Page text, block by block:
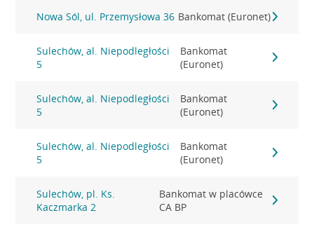
Nowa Sól, ul. Przemysłowa 36 Bankomat (Euronet)
Sulechów, al. Niepodległości
5
Bankomat
(Euronet)
Sulechów, al. Niepodległości
5
Bankomat
(Euronet)
Sulechów, al. Niepodległości
5
Bankomat
(Euronet)
Sulechów, pl. Ks.
Kaczmarka 2
Bankomat w placówce
CA BP